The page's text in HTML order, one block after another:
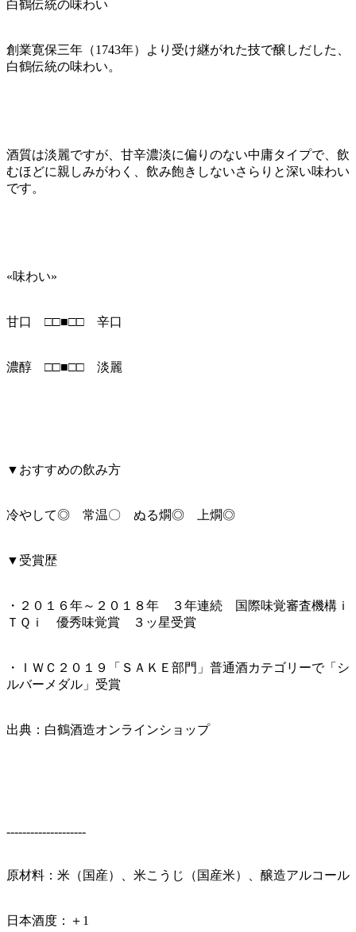
白鶴伝統の味わい
創業寛保三年（1743年）より受け継がれた技で醸しだした、
白鶴伝統の味わい。
酒質は淡麗ですが、甘辛濃淡に偏りのない中庸タイプで、飲
むほどに親しみがわく、飲み飽きしないさらりと深い味わい
です。
«味わい»
甘口 □□■□□ 辛口
濃醇 □□■□□ 淡麗
▼おすすめの飲み方
冷やして◎ 常温〇 ぬる燗◎ 上燗◎
▼受賞歴
・２０１６年～２０１８年 ３年連続 国際味覚審査機構ｉ
ＴＱｉ 優秀味覚賞 ３ッ星受賞
・ＩＷＣ２０１９「ＳＡＫＥ部門」普通酒カテゴリーで「シ
ルバーメダル」受賞
出典：白鶴酒造オンラインショップ
--------------------
原材料：米（国産）、米こうじ（国産米）、醸造アルコール
日本酒度：＋1